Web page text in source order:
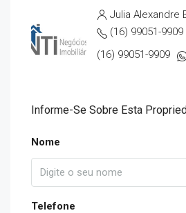
Julia Alexandre
(16) 99051-9909
(16) 99051-9909
Informe-Se Sobre Esta
Nome
Telefone